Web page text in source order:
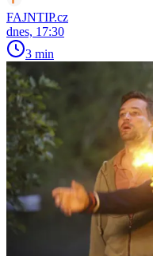
FAJNTIP.cz
dnes, 17:30
3 min